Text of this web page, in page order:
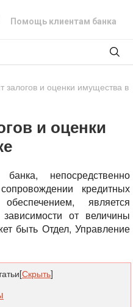
Помощь клиентам банка
залогов и оценки имущества в
и оценки
непосредственно
кредитных
является
от величины
быть Отдел, Управление
[Скрыть]